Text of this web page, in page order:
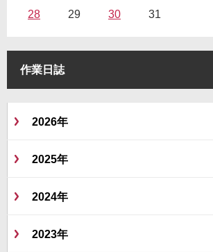
28 29 30 31
作業日誌
2026年
2025年
2024年
2023年